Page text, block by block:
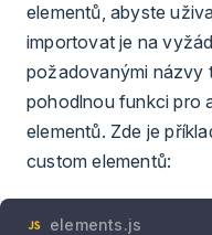
elementů, abyste
importovat je na
požadovanými názvy
pohodlnou funkci pro
elementů. Zde je
custom elementů:
elements.js